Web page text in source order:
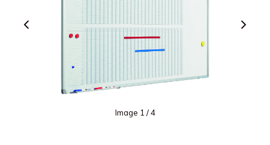
Image 1 / 4